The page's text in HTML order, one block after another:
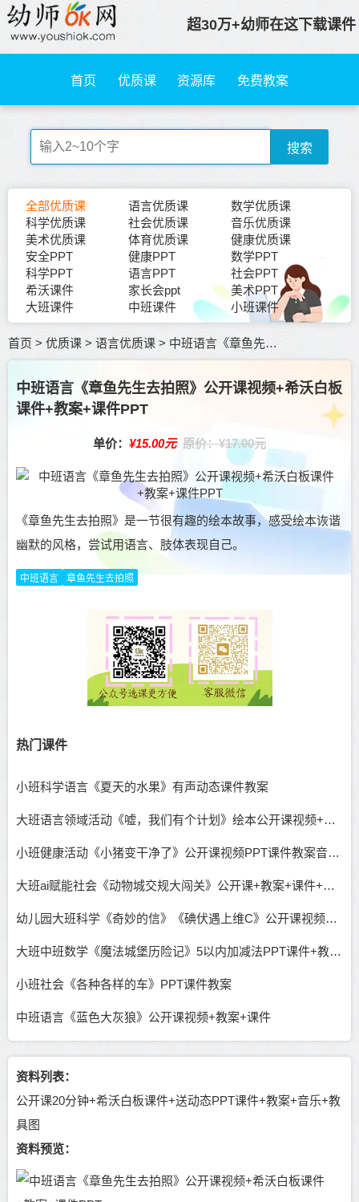
超30万+幼师在这下载课件
首页 优质课 资源库 免费教案
搜索
全部优质课 语言优质课
数学优质课
科学优质课
社会优质课
音乐优质课
美术优质课
体育优质课
健康优质课
安全PPT
健康PPT
数学PPT
科学PPT
语言PPT
社会PPT
希沃课件
家长会ppt
美术PPT
大班课件
中班课件 小班课件
首页 >优质课 > 语言优质课 > 中班语言《章鱼先生去拍照》公开课视频+希沃白板课件+教案+课件PPT
中班语言《章鱼先生去拍照》公开课视频+希沃白板
课件+教案+课件PPT
单价： ¥15.00元 原价：¥17.00元
《章鱼先生去拍照》是一节很有趣的绘本故事，感受绘本诙谐
幽默的风格，尝试用语言、肢体表现自己。
中班语言 章鱼先生去拍照
热门课件
小班科学语言《夏天的水果》有声动态课件教案
大班语言领域活动《嘘，我们有个计划》绘本公开课视频+课件教案PPT
小班健康活动《小猪变干净了》公开课视频PPT课件教案音乐下载
大班ai赋能社会《动物城交规大闯关》公开课+教案+课件+说课稿
幼儿园大班科学《奇妙的信》《碘伏遇上维C》公开课视频含课件教案反思记录表
大班中班数学《魔法城堡历险记》5以内加减法PPT课件+教案+希沃课件
小班社会《各种各样的车》PPT课件教案
中班语言《蓝色大灰狼》公开课视频+教案+课件
资料列表：
公开课20分钟+希沃白板课件+送动态PPT课件+教案+音乐+教
具图
资料预览：